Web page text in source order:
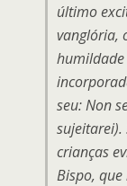
último
vanglória,
humildade
seu:Non
sujeitarei).
crianças
Bispo,